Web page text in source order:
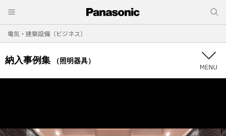
電気・建築設備（ビジネス）
納入事例集 （照明器具）